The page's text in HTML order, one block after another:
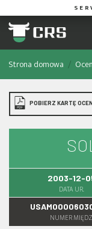
Strona domowa
POBIERZ KARTĘ
2003-12-
DATA UR.
NUMER